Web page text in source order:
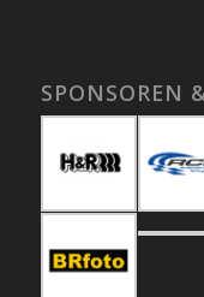
SPONSOREN